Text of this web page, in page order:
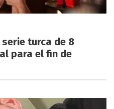
turca de 8
para el fin de